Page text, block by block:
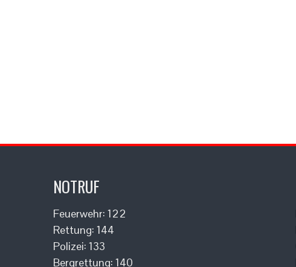
NOTRUF
Feuerwehr: 122
Rettung: 144
Polizei: 133
Bergrettung: 140